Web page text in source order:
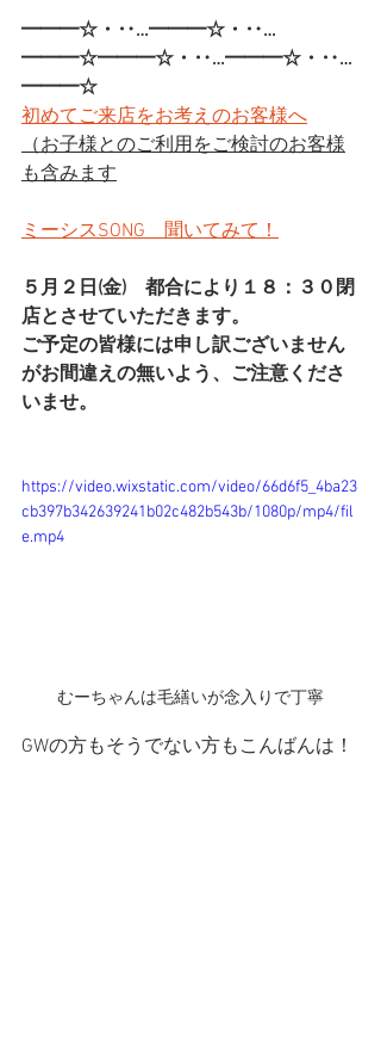
━━━☆・‥…━━━☆・‥…
━━━☆━━━☆・‥…━━━☆・‥…
━━━☆
初めてご来店をお考えのお客様へ
（お子様とのご利用をご検討のお客様
も含みます
ミーシスSONG　聞いてみて！
５月２日(金)　都合により１８：３０閉
店とさせていただきます。
ご予定の皆様には申し訳ございません
がお間違えの無いよう、ご注意くださ
いませ。
https://video.wixstatic.com/video/66d6f5_4ba23
cb397b342639241b02c482b543b/1080p/mp4/fil
e.mp4
むーちゃんは毛繕いが念入りで丁寧
GWの方もそうでない方もこんばんは！